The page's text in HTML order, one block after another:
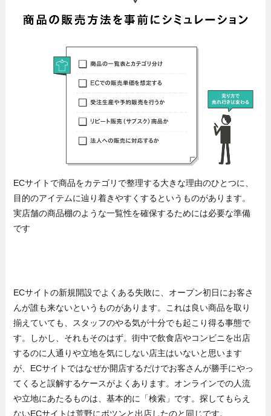
ECサイトで商品をカテゴリで整理する大きな理由のひとつに、
目的のアイテムに辿り着きやすくするというものがあります。
実店舗の商品棚のような一覧性を確保するためには必要な準備
です
ECサイトの新規開設でよくある失敗に、オープン初日にお客さ
んが誰も来ないというものがあります。これは良い商品を取り
揃えていても、スタッフのやる気が十分でも起こり得る事態で
す。しかし、それもそのはず。街中で飲食店やコンビニを出店
するのに人通りや立地を気にしない店主はいないと思います
が、ECサイトではなぜか開店するだけでお客さんが勝手にやっ
てくると誤解するケースがよくあります。オンラインでの人流
や立地にあたるものは、基本的に「検索」です。探してもらえ
ないECサイトは荒野にポツンと出店したのと同じです。